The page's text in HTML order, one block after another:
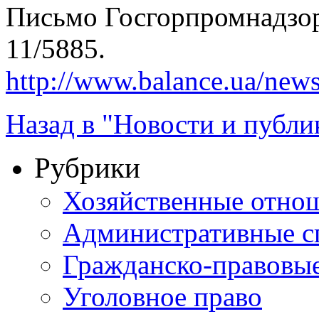
Письмо
11/5885.
http://www.balance.ua/
Назад в "Новости и
Рубрики
Хозяйственные
Административные
Гражданско-
Уголовное право